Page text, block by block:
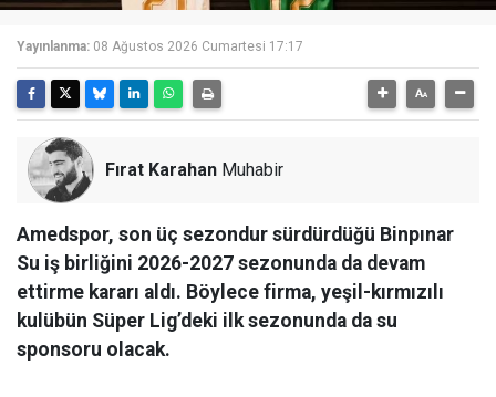
Yayınlanma: 08 Ağustos 2026 Cumartesi 17:17
Fırat Karahan Muhabir
Amedspor, son üç sezondur sürdürdüğü Binpınar
Su iş birliğini 2026-2027 sezonunda da devam
ettirme kararı aldı. Böylece firma, yeşil-kırmızılı
kulübün Süper Lig’deki ilk sezonunda da su
sponsoru olacak.